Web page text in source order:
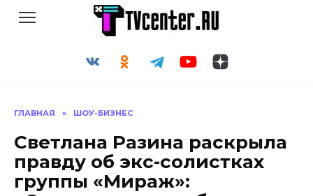
ГЛАВНАЯ » ШОУ-БИЗНЕС
Светлана Разина раскрыла
правду об экс-солистках
группы «Мираж»: